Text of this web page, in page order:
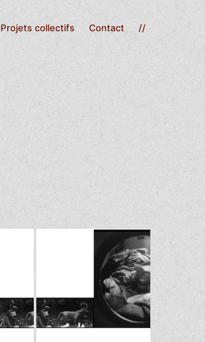
Projets collectifs Contact //